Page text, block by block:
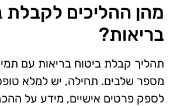
מהן ההליכים לקבלת
בריאות?
תהליך קבלת ביטוח בריאות עם
מספר שלבים. תחילה, יש למלא
לספק פרטים אישיים, מידע על